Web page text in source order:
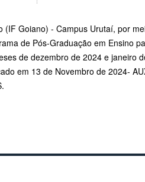
Goiano) - Campus Urutaí, por
de Pós-Graduação em Ensino
de dezembro de 2024 e janeiro
em 13 de Novembro de 2024-